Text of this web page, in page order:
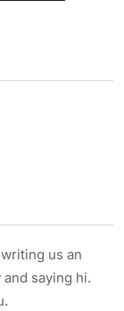
us an
saying hi.